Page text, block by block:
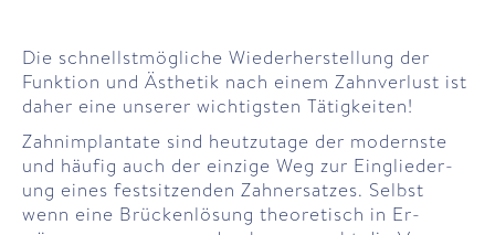
Die schnellst­mögliche Wieder­her­stel­lung der
Funktion und Ästhetik nach einem Zahn­verlust ist
daher eine unserer wichtigsten Tätig­keiten!
Zahn­implantate sind heutzutage der modernste
und häufig auch der einzige Weg zur Ein­glie­der­
ung eines fest­sitzenden Zahn­ersatzes. Selbst
wenn eine Brücken­lösung theoretisch in Er­